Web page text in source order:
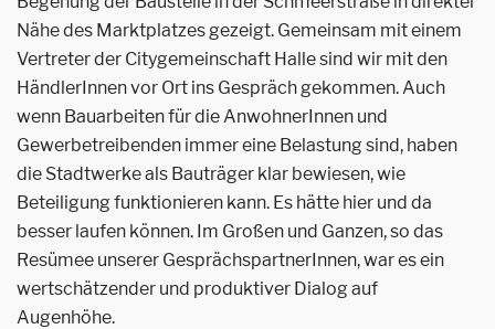
Nähe des Marktplatzes gezeigt. Gemeinsam mit einem
Vertreter der Citygemeinschaft Halle sind wir mit den
HändlerInnen vor Ort ins Gespräch gekommen. Auch
wenn Bauarbeiten für die AnwohnerInnen und
Gewerbetreibenden immer eine Belastung sind, haben
die Stadtwerke als Bauträger klar bewiesen, wie
Beteiligung funktionieren kann. Es hätte hier und da
besser laufen können. Im Großen und Ganzen, so das
Resümee unserer GesprächspartnerInnen, war es ein
wertschätzender und produktiver Dialog auf
Augenhöhe.